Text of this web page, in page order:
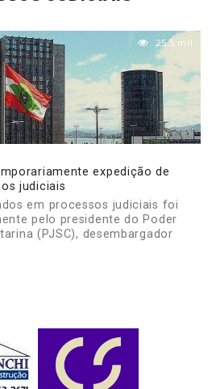
25.5 mil
expedição de
judiciais
em processos judiciais foi
pelo presidente do Poder
(PJSC), desembargador